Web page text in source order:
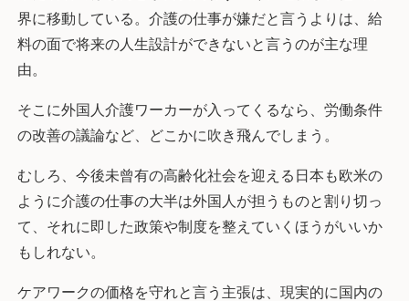
界に移動している。介護の仕事が嫌だと言うよりは、給
料の面で将来の人生設計ができないと言うのが主な理
由。
そこに外国人介護ワーカーが入ってくるなら、労働条件
の改善の議論など、どこかに吹き飛んでしまう。
むしろ、今後未曾有の高齢化社会を迎える日本も欧米の
ように介護の仕事の大半は外国人が担うものと割り切っ
て、それに即した政策や制度を整えていくほうがいいか
もしれない。
ケアワークの価格を守れと言う主張は、現実的に国内の